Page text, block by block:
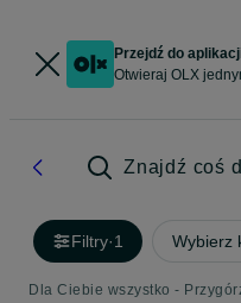
Przejdź do
Otwieraj OLX
Znajdź coś
Filtry·1 Wybierz
Dla Ciebie wszystko -